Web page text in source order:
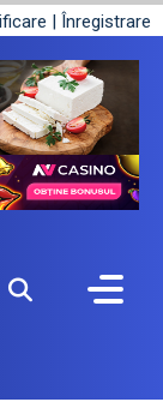
| Înregistrare